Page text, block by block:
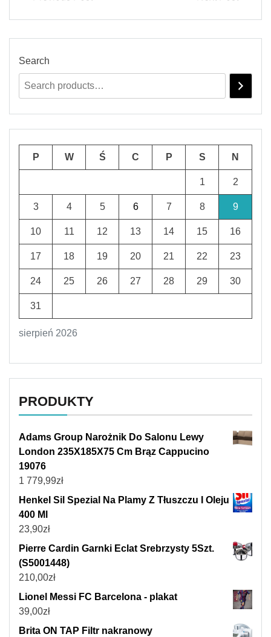
Search
sierpień 2026
P W Ś C P S N
1 2
3 4 5 6 7 8 9
10 11 12 13 14 15 16
17 18 19 20 21 22 23
24 25 26 27 28 29 30
31
PRODUKTY
Adams Group Narożnik Do Salonu Lewy
London 235X185X75 Cm Brąz Cappucino
19076
1 779,99zł
Henkel Sil Spezial Na Plamy Z Tłuszczu I Oleju
400 Ml
23,90zł
Pierre Cardin Garnki Eclat Srebrzysty 5Szt.
(S5001448)
210,00zł
Lionel Messi FC Barcelona - plakat
39,00zł
Brita ON TAP Filtr nakranowy